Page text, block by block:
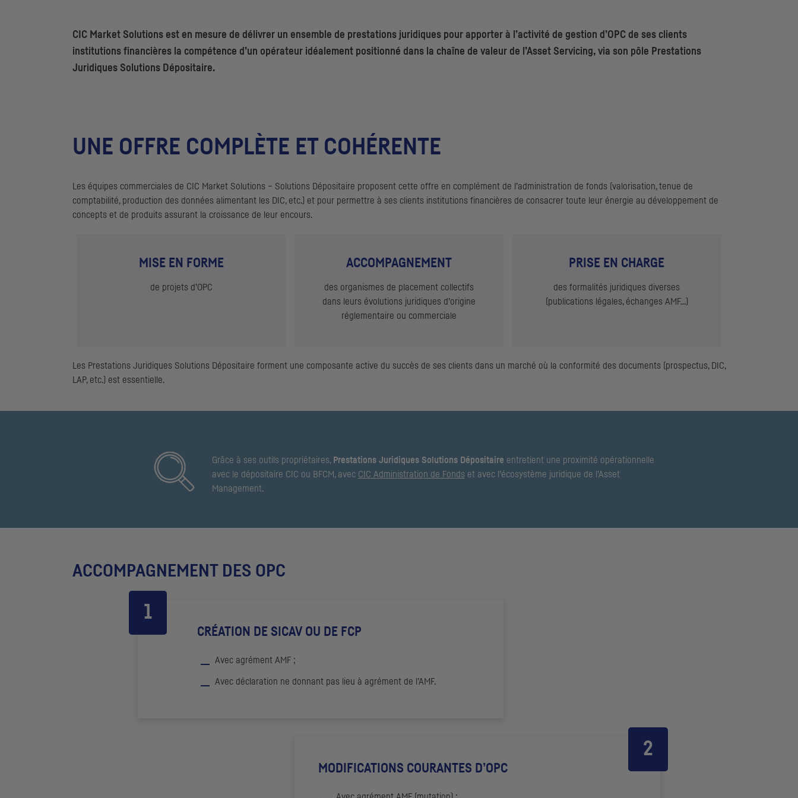
CIC Market Solutions est en mesure de délivrer un ensemble de prestations juridiques pour apporter à l’activité de gestion d’OPC de ses clients
institutions financières la compétence d’un opérateur idéalement positionné dans la chaîne de valeur de l’Asset Servicing, via son pôle Prestations
Juridiques Solutions Dépositaire.
UNE OFFRE COMPLÈTE ET COHÉRENTE
Les équipes commerciales de CIC Market Solutions – Solutions Dépositaire proposent cette offre en complément de l’administration de fonds (valorisation, tenue de
comptabilité, production des données alimentant les DIC, etc.) et pour permettre à ses clients institutions financières de consacrer toute leur énergie au développement de
concepts et de produits assurant la croissance de leur encours.
MISE EN FORME
de projets d’OPC
ACCOMPAGNEMENT
des organismes de placement collectifs
dans leurs évolutions juridiques d’origine
réglementaire ou commerciale
PRISE EN CHARGE
des formalités juridiques diverses
(publications légales, échanges AMF…)
Les Prestations Juridiques Solutions Dépositaire forment une composante active du succès de ses clients dans un marché où la conformité des documents (prospectus, DIC,
LAP, etc.) est essentielle.
Grâce à ses outils propriétaires, Prestations Juridiques Solutions Dépositaire entretient une proximité opérationnelle
avec le dépositaire CIC ou BFCM, avec CIC Administration de Fonds et avec l’écosystème juridique de l’Asset
Management.
ACCOMPAGNEMENT DES OPC
CRÉATION DE SICAV OU DE FCP
Avec agrément AMF ;
Avec déclaration ne donnant pas lieu à agrément de l’AMF.
MODIFICATIONS COURANTES D’OPC